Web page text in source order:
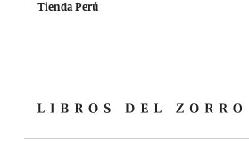
Tienda Perú